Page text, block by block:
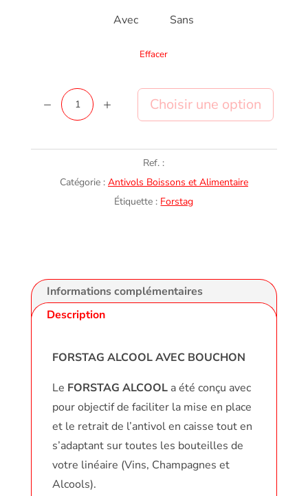
Avec Sans
Effacer
quantité
de
bouchon
Ajouter au panier
Ref. :
Catégorie : Antivols Boissons et Alimentaire
Étiquette : Forstag
Description
Informations complémentaires
FORSTAG ALCOOL AVEC BOUCHON
Le FORSTAG ALCOOLa été conçu avec
pour objectif de faciliter la mise en place
et le retrait de l’antivol en caisse tout en
s’adaptant sur toutes les bouteilles de
votre linéaire (Vins, Champagnes et
Alcools).